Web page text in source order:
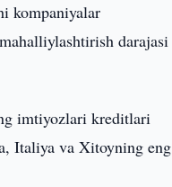
kompaniyalar
darajasi
imtiyozlari kreditlari
Italiya va Xitoyning eng